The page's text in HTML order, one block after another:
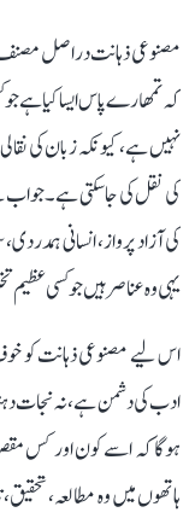
مصنوعی ذہانت دراصل
کہ تمھارے پاس ایسا کیا ہے
نہیں ہے، کیونکہ زبان کی
کی نقل کی جا سکتی ہے۔
کی آزاد پرواز، انسانی
یہی وہ عناصر ہیں جو کسی عظیم
اس لیے مصنوعی ذہانت کو
ادب کی دشمن ہے، نہ نجات
ہوگا کہ اسے کون اور کس
ہاتھوں میں وہ مطالعہ،